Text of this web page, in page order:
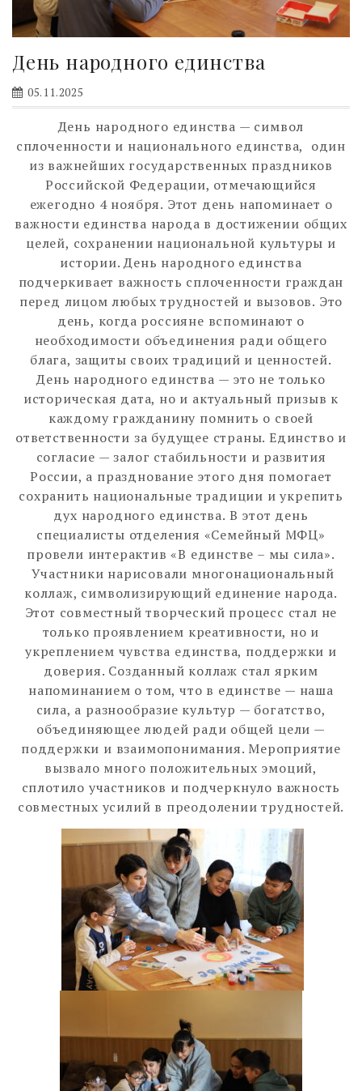
День народного единства
05.11.2025
День народного единства — символ
сплоченности и национального единства, один
из важнейших государственных праздников
Российской Федерации, отмечающийся
ежегодно 4 ноября. Этот день напоминает о
важности единства народа в достижении общих
целей, сохранении национальной культуры и
истории. День народного единства
подчеркивает важность сплоченности граждан
перед лицом любых трудностей и вызовов. Это
день, когда россияне вспоминают о
необходимости объединения ради общего
блага, защиты своих традиций и ценностей.
День народного единства — это не только
историческая дата, но и актуальный призыв к
каждому гражданину помнить о своей
ответственности за будущее страны. Единство и
согласие — залог стабильности и развития
России, а празднование этого дня помогает
сохранить национальные традиции и укрепить
дух народного единства. В этот день
специалисты отделения «Семейный МФЦ»
провели интерактив «В единстве – мы сила».
Участники нарисовали многонациональный
коллаж, символизирующий единение народа.
Этот совместный творческий процесс стал не
только проявлением креативности, но и
укреплением чувства единства, поддержки и
доверия. Созданный коллаж стал ярким
напоминанием о том, что в единстве — наша
сила, а разнообразие культур — богатство,
объединяющее людей ради общей цели —
поддержки и взаимопонимания. Мероприятие
вызвало много положительных эмоций,
сплотило участников и подчеркнуло важность
совместных усилий в преодолении трудностей.